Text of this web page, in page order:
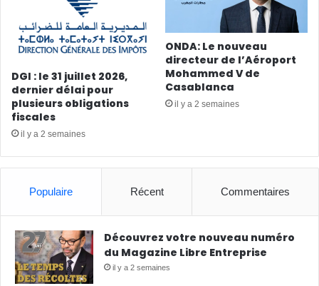
DGI : le 31 juillet 2026,
dernier délai pour
plusieurs obligations
fiscales
il y a 2 semaines
ONDA: Le nouveau
directeur de l’Aéroport
Mohammed V de
Casablanca
il y a 2 semaines
Populaire Récent Commentaires
Découvrez votre nouveau numéro
du Magazine Libre Entreprise
il y a 2 semaines